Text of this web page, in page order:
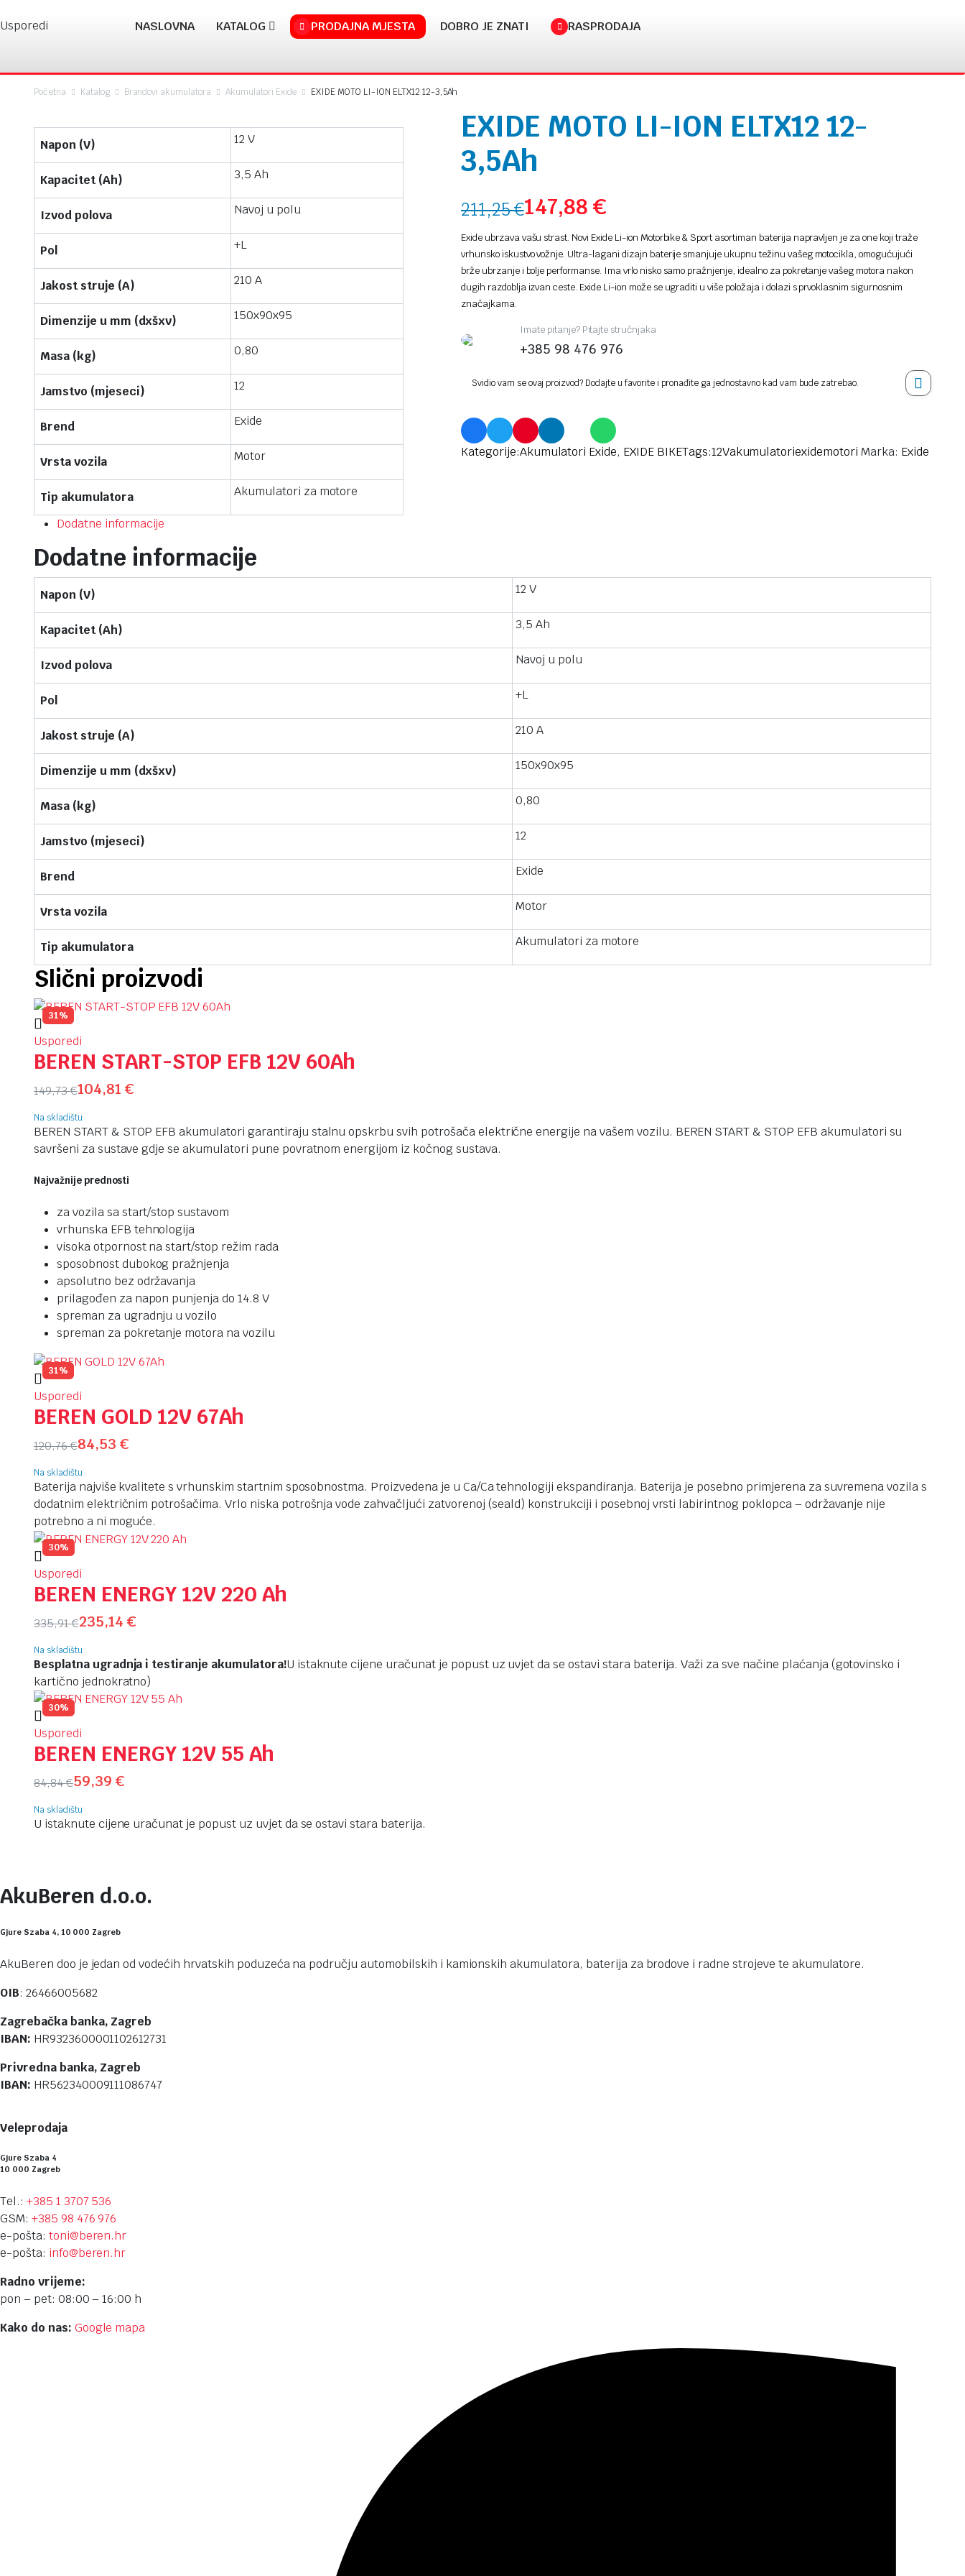
NASLOVNA KATALOG PRODAJNA MJESTA DOBRO JE ZNATI RASPRODAJA
Početna Katalog Brandovi akumulatora Akumulatori Exide EXIDE MOTO LI-ION ELTX12 12-3,5Ah
Napon (V) 12 V
Kapacitet (Ah) 3,5 Ah
Izvod polova Navoj u polu
Pol +L
Jakost struje (A) 210 A
Dimenzije u mm (dxšxv) 150x90x95
Masa (kg) 0,80
Jamstvo (mjeseci) 12
Brend Exide
Vrsta vozila Motor
Tip akumulatora Akumulatori za motore
EXIDE MOTO LI-ION ELTX12 12-
3,5Ah
211,25€147,88€
Exide ubrzava vašu strast. Novi Exide Li-ion Motorbike & Sport asortiman baterija napravljen je za one koji traže
vrhunsko iskustvo vožnje. Ultra-lagani dizajn baterije smanjuje ukupnu težinu vašeg motocikla, omogućujući
brže ubrzanje i bolje performanse. Ima vrlo nisko samo pražnjenje, idealno za pokretanje vašeg motora nakon
dugih razdoblja izvan ceste. Exide Li-ion može se ugraditi u više položaja i dolazi s prvoklasnim sigurnosnim
značajkama.
Imate pitanje? Pitajte stručnjaka
+385 98 476 976
Svidio vam se ovaj proizvod? Dodajte u favorite i pronađite ga jednostavno kad vam bude zatrebao.
Kategorije:Akumulatori Exide, EXIDE BIKETags:12Vakumulatoriexidemotori Marka: Exide
Dodatne informacije
Dodatne informacije
Napon (V) 12 V
Kapacitet (Ah) 3,5 Ah
Izvod polova Navoj u polu
Pol +L
Jakost struje (A) 210 A
Dimenzije u mm (dxšxv) 150x90x95
Masa (kg) 0,80
Jamstvo (mjeseci) 12
Brend Exide
Vrsta vozila Motor
Tip akumulatora Akumulatori za motore
Slični proizvodi
31%
Usporedi
BEREN START-STOP EFB 12V 60Ah
149,73€104,81 €
Na skladištu
BEREN START & STOP EFB akumulatori garantiraju stalnu opskrbu svih potrošača električne energije na vašem vozilu. BEREN START & STOP EFB akumulatori su
savršeni za sustave gdje se akumulatori pune povratnom energijom iz kočnog sustava.
Najvažnije prednosti
za vozila sa start/stop sustavom
vrhunska EFB tehnologija
visoka otpornost na start/stop režim rada
sposobnost dubokog pražnjenja
apsolutno bez održavanja
prilagođen za napon punjenja do 14.8 V
spreman za ugradnju u vozilo
spreman za pokretanje motora na vozilu
31%
Usporedi
BEREN GOLD 12V 67Ah
120,76€84,53 €
Na skladištu
Baterija najviše kvalitete s vrhunskim startnim sposobnostma. Proizvedena je u Ca/Ca tehnologiji ekspandiranja. Baterija je posebno primjerena za suvremena vozila s
dodatnim električnim potrošačima. Vrlo niska potrošnja vode zahvačljući zatvorenoj (seald) konstrukciji i posebnoj vrsti labirintnog poklopca – održavanje nije
potrebno a ni moguće.
30%
Usporedi
BEREN ENERGY 12V 220 Ah
335,91€235,14 €
Na skladištu
Besplatna ugradnja i testiranje akumulatora!U istaknute cijene uračunat je popust uz uvjet da se ostavi stara baterija. Važi za sve načine plaćanja (gotovinsko i
kartično jednokratno)
30%
Usporedi
BEREN ENERGY 12V 55 Ah
84,84€59,39 €
Na skladištu
U istaknute cijene uračunat je popust uz uvjet da se ostavi stara baterija.
AkuBeren d.o.o.
Gjure Szaba 4, 10 000 Zagreb
AkuBeren doo je jedan od vodećih hrvatskih poduzeća na području automobilskih i kamionskih akumulatora, baterija za brodove i radne strojeve te akumulatore.
OIB: 26466005682
Zagrebačka banka, Zagreb
IBAN: HR9323600001102612731
Privredna banka, Zagreb
IBAN: HR562340009111086747
Veleprodaja
Gjure Szaba 4
10 000 Zagreb
Tel.: +385 1 3707 536
GSM: +385 98 476 976
e-pošta: toni@beren.hr
e-pošta: info@beren.hr
Radno vrijeme:
pon – pet: 08:00 – 16:00 h
Kako do nas: Google mapa
Usporedi